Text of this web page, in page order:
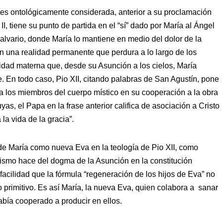
ontológicamente considerada, anterior a su proclamación
tiene su punto de partida en el “sí” dado por María al Ángel
donde María lo mantiene en medio del dolor de la
una realidad permanente que perdura a lo largo de los
materna que, desde su Asunción a los cielos, María
En todo caso, Pio XII, citando palabras de San Agustín, pone
los miembros del cuerpo místico en su cooperación a la obra
el Papa en la frase anterior califica de asociación a Cristo
vida de la gracia”.
María como nueva Eva en la teología de Pio XII, como
hace del dogma de la Asunción en la constitución
que la fórmula “regeneración de los hijos de Eva” no
Es así María, la nueva Eva, quien colabora a sanar
cooperado a producir en ellos.